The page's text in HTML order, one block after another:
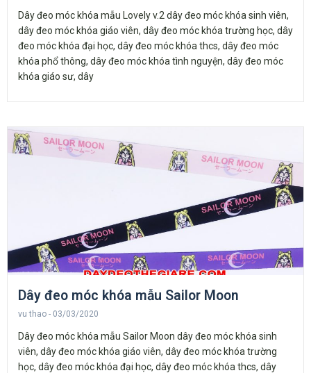
Dây đeo móc khóa mẫu Lovely v.2 dây đeo móc khóa sinh viên,
dây đeo móc khóa giáo viên, dây đeo móc khóa trường học, dây
đeo móc khóa đại học, dây đeo móc khóa thcs, dây đeo móc
khóa phổ thông, dây đeo móc khóa tình nguyện, dây đeo móc
khóa giáo sư, dây
Dây đeo móc khóa mẫu Sailor Moon
vu thao 03/03/2020
Dây đeo móc khóa mẫu Sailor Moon dây đeo móc khóa sinh
viên, dây đeo móc khóa giáo viên, dây đeo móc khóa trường
học, dây đeo móc khóa đại học, dây đeo móc khóa thcs, dây